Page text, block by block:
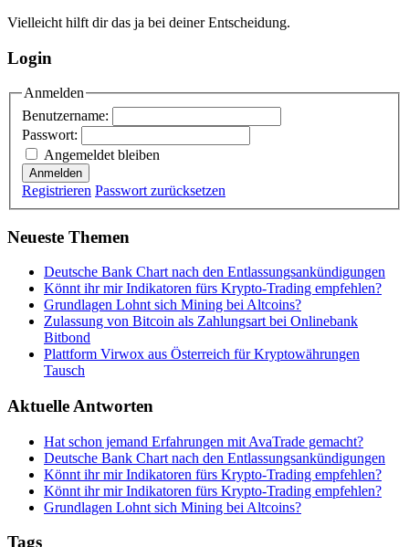
Vielleicht hilft dir das ja bei deiner Entscheidung.
Login
Anmelden
Benutzername:
Passwort:
Angemeldet bleiben
Anmelden
Registrieren Passwort zurücksetzen
Neueste Themen
Deutsche Bank Chart nach den Entlassungsankündigungen
Könnt ihr mir Indikatoren fürs Krypto-Trading empfehlen?
Grundlagen Lohnt sich Mining bei Altcoins?
Zulassung von Bitcoin als Zahlungsart bei Onlinebank
Bitbond
Plattform Virwox aus Österreich für Kryptowährungen
Tausch
Aktuelle Antworten
Hat schon jemand Erfahrungen mit AvaTrade gemacht?
Deutsche Bank Chart nach den Entlassungsankündigungen
Könnt ihr mir Indikatoren fürs Krypto-Trading empfehlen?
Könnt ihr mir Indikatoren fürs Krypto-Trading empfehlen?
Grundlagen Lohnt sich Mining bei Altcoins?
Tags